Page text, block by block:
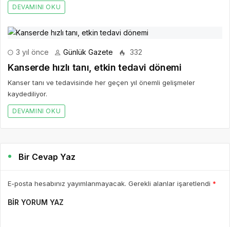
DEVAMINI OKU
3 yıl önce Günlük Gazete 332
Kanserde hızlı tanı, etkin tedavi dönemi
Kanser tanı ve tedavisinde her geçen yıl önemli gelişmeler
kaydediliyor.
DEVAMINI OKU
Bir Cevap Yaz
E-posta hesabınız yayımlanmayacak. Gerekli alanlar işaretlendi *
BIR YORUM YAZ